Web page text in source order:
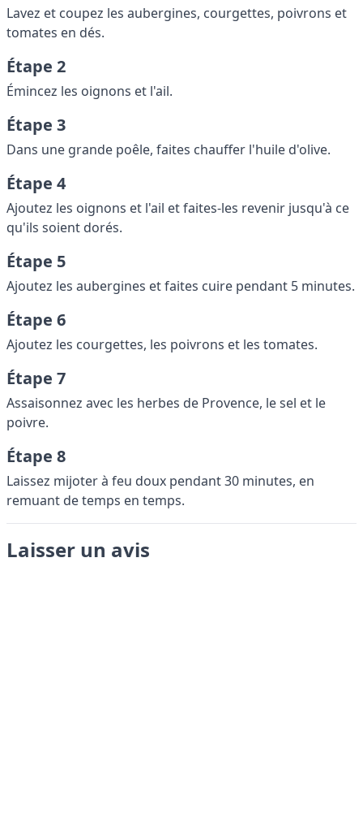
Lavez et coupez les aubergines, courgettes, poivrons et
tomates en dés.
Étape 2
Émincez les oignons et l'ail.
Étape 3
Dans une grande poêle, faites chauffer l'huile d'olive.
Étape 4
Ajoutez les oignons et l'ail et faites-les revenir jusqu'à ce
qu'ils soient dorés.
Étape 5
Ajoutez les aubergines et faites cuire pendant 5 minutes.
Étape 6
Ajoutez les courgettes, les poivrons et les tomates.
Étape 7
Assaisonnez avec les herbes de Provence, le sel et le
poivre.
Étape 8
Laissez mijoter à feu doux pendant 30 minutes, en
remuant de temps en temps.
Laisser un avis